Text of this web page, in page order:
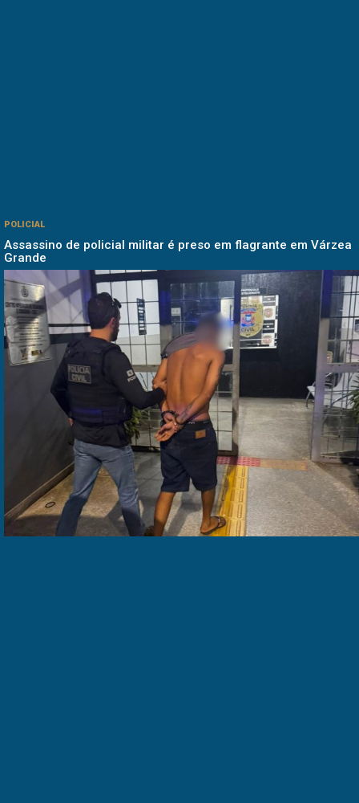
POLICIAL
Assassino de policial militar é preso em flagrante em Várzea
Grande